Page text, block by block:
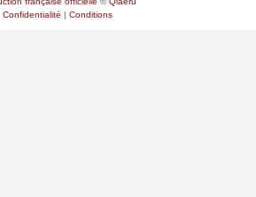
Confidentialité | Conditions